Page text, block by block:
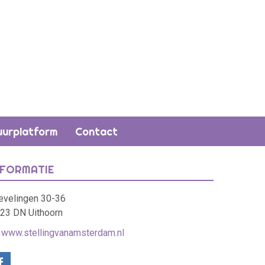
Contact
30-36
DN Uithoorn
www.stellingvanamsterdam.nl